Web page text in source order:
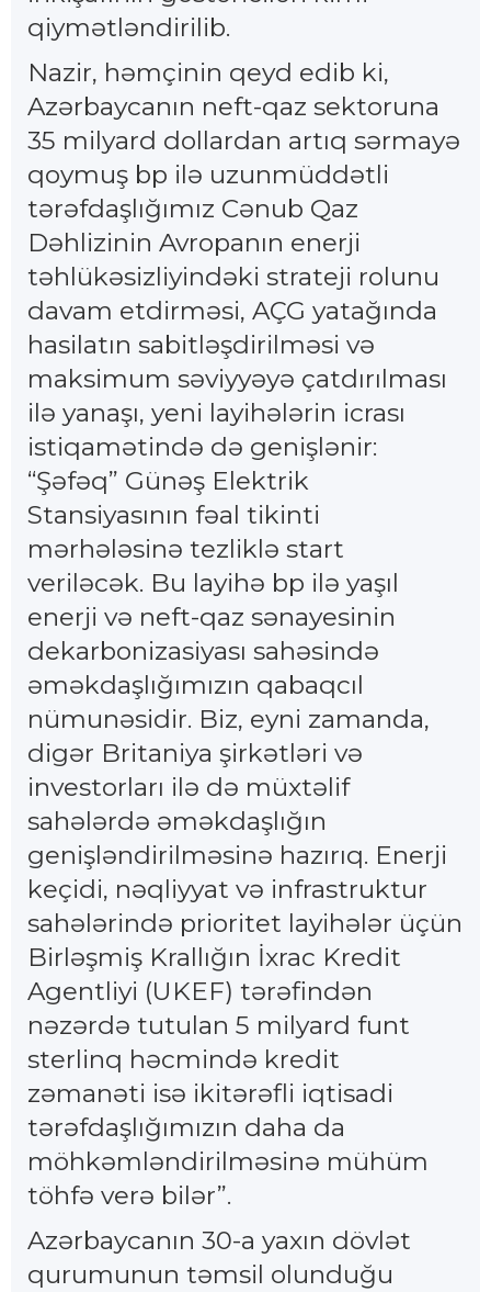
qiymətləndirilib.
Nazir, həmçinin qeyd edib ki,
Azərbaycanın neft-qaz sektoruna
35 milyard dollardan artıq sərmayə
qoymuş bp ilə uzunmüddətli
tərəfdaşlığımız Cənub Qaz
Dəhlizinin Avropanın enerji
təhlükəsizliyindəki strateji rolunu
davam etdirməsi, AÇG yatağında
hasilatın sabitləşdirilməsi və
maksimum səviyyəyə çatdırılması
ilə yanaşı, yeni layihələrin icrası
istiqamətində də genişlənir:
“Şəfəq” Günəş Elektrik
Stansiyasının fəal tikinti
mərhələsinə tezliklə start
veriləcək. Bu layihə bp ilə yaşıl
enerji və neft-qaz sənayesinin
dekarbonizasiyası sahəsində
əməkdaşlığımızın qabaqcıl
nümunəsidir. Biz, eyni zamanda,
digər Britaniya şirkətləri və
investorları ilə də müxtəlif
sahələrdə əməkdaşlığın
genişləndirilməsinə hazırıq. Enerji
keçidi, nəqliyyat və infrastruktur
sahələrində prioritet layihələr üçün
Birləşmiş Krallığın İxrac Kredit
Agentliyi (UKEF) tərəfindən
nəzərdə tutulan 5 milyard funt
sterlinq həcmində kredit
zəmanəti isə ikitərəfli iqtisadi
tərəfdaşlığımızın daha da
möhkəmləndirilməsinə mühüm
töhfə verə bilər”.
Azərbaycanın 30-a yaxın dövlət
qurumunun təmsil olunduğu